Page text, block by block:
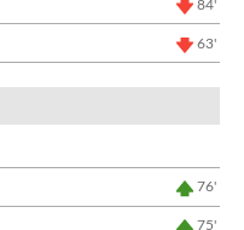
84'
63'
76'
75'